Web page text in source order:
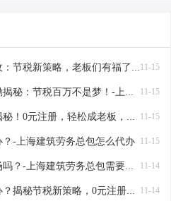
11-15
老板们有福了！-上海建筑劳务总包核定征收
11-15
万不是梦！-上海建筑劳务总包财税奖励
11-15
节税小妙招一网打尽-上海建筑劳务总包需要什么资料
11-15
？-上海建筑劳务总包怎么代办
11-14
-上海建筑劳务总包需要到场吗？
11-14
注册，轻松成老板！-上海建筑劳务总包免费代办吗？